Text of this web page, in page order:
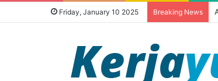
Friday, January 10 2025 Breaking News